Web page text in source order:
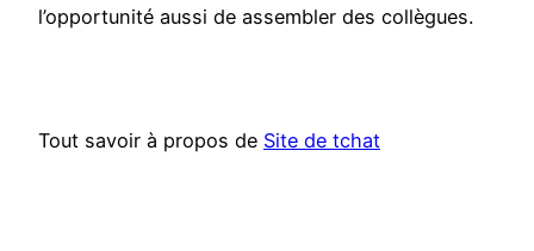
l’opportunité aussi de assembler des collègues.
Tout savoir à propos de Site de tchat